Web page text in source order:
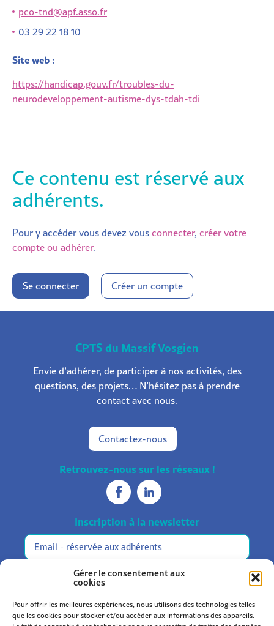
Gérer le consentement aux
cookies
Pour offrir les meilleures expériences, nous utilisons des technologies telles
que les cookies pour stocker et/ou accéder aux informations des appareils.
pco-tnd@apf.asso.fr
03 29 22 18 10
Site web :
https://handicap.gouv.fr/troubles-du-
neurodeveloppement-autisme-dys-tdah-tdi
Ce contenu est réservé aux
adhérents.
Pour y accéder vous devez vousconnecter, créer votre
compte ou adhérer.
Se connecter Créer un compte
CPTS du Massif Vosgien
Envie d’adhérer, de participer à nos activités, des
questions, des projets… N’hésitez pas à prendre
contact avec nous.
Contactez-nous
Retrouvez-nous sur les réseaux !
Inscription à la newsletter
Réservée
aux
adhérents
M'inscrire
Alternative: